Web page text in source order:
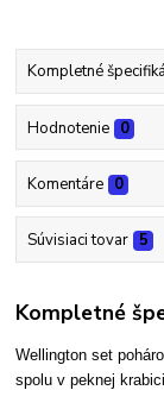
Kompletné
Hodnotenie 0
Komentáre 0
Súvisiaci tovar 5
Kompletné
Wellington set
spolu v peknej krabici.